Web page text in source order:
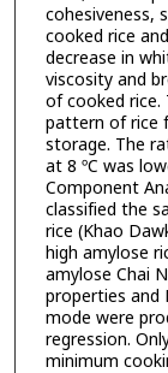
cohesiveness,
cooked rice
decrease in
viscosity and
of cooked
pattern of rice
storage. The
at 8 ºC was
Component
classified the
rice (Khao
high amylose
amylose Chai
properties and
mode were
regression.
minimum